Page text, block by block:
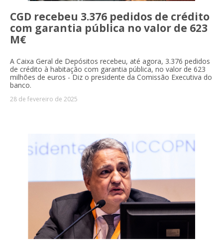
CGD recebeu 3.376 pedidos de crédito
com garantia pública no valor de 623
M€
A Caixa Geral de Depósitos recebeu, até agora, 3.376 pedidos
de crédito à habitação com garantia pública, no valor de 623
milhões de euros - Diz o presidente da Comissão Executiva do
banco.
28 de fevereiro de 2025